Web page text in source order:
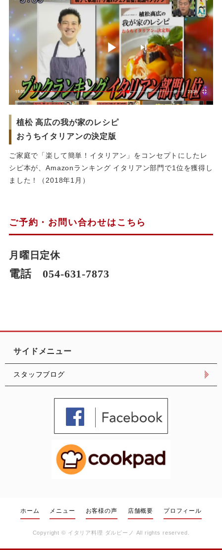
植松 高広の我が家のレシピ
おうちイタリアンの決定版
ご家庭で「楽して簡単！イタリアン」をコンセプトにしたレ
シピ本が、Amazonランキング イタリアン部門で1位を獲得し
ました！（2018年1月）
ご予約・お問い合わせはこちら
月曜日定休
電話 054-631-7873
サイドメニュー
スタッフブログ
ホーム メニュー お客様の声 店舗概要 プロフィール
Copyright © イタリア料理 ダルピーノ All rights reserved.